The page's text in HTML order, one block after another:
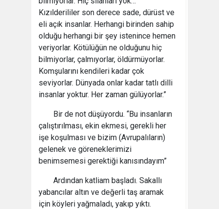
Kızılderililer son derece sade, dürüst ve
eli açık insanlar. Herhangi birinden sahip
olduğu herhangi bir şey istenince hemen
veriyorlar. Kötülüğün ne olduğunu hiç
bilmiyorlar, çalmıyorlar, öldürmüyorlar.
Komşularını kendileri kadar çok
seviyorlar. Dünyada onlar kadar tatlı dilli
insanlar yoktur. Her zaman gülüyorlar.”
Bir de not düşüyordu. “Bu insanların
çalıştırılması, ekin ekmesi, gerekli her
işe koşulması ve bizim (Avrupalıların)
gelenek ve göreneklerimizi
benimsemesi gerektiği kanısındayım”
Ardından katliam başladı. Sakallı
yabancılar altın ve değerli taş aramak
için köyleri yağmaladı, yakıp yıktı.